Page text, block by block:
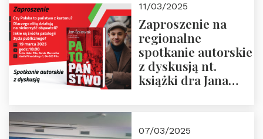
i prof.
Krasnodębski
11/03/2025
Zaproszenie na
regionalne
spotkanie autorskie
z dyskusją nt.
książki dra Jana
07/03/2025